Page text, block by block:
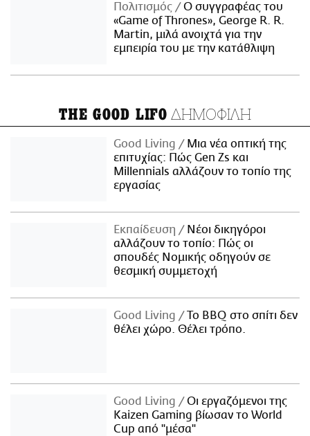
Πολιτισμός
Ο συγγραφέας του
«Game of Thrones», George R. R.
Martin, μιλά ανοιχτά για την
εμπειρία του με την κατάθλιψη
THE GOOD LIFO ΔΗΜΟΦΙΛΗ
Good Living
Μια νέα οπτική της
επιτυχίας: Πώς Gen Zs και
Millennials αλλάζουν το τοπίο της
εργασίας
Εκπαίδευση
Νέοι δικηγόροι
αλλάζουν το τοπίο: Πώς οι
σπουδές Νομικής οδηγούν σε
θεσμική συμμετοχή
Good Living
Το BBQ στο σπίτι δεν
θέλει χώρο. Θέλει τρόπο.
Good Living
Οι εργαζόμενοι της
Kaizen Gaming βίωσαν το World
Cup από "μέσα"